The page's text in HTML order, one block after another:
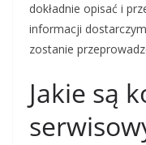
dokładnie opisać i
informacji
zostanie
Jakie są